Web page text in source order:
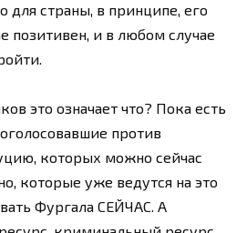
для страны, в принципе, его
позитивен, и в любом случае
это означает что? Пока есть
против
которых можно сейчас
которые уже ведутся на это
Фургала СЕЙЧАС. А